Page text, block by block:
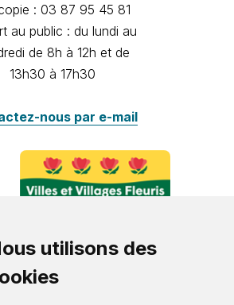
utilisons des
: 03 87 95 45 81
au public : du lundi au
de 8h à 12h et de
13h30 à 17h30
nous par e-mail